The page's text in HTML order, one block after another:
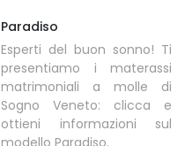
Paradiso
Esperti del buon sonno! Ti
presentiamo i materassi
matrimoniali a molle di
Sogno Veneto: clicca e
ottieni informazioni sul
modello Paradiso.